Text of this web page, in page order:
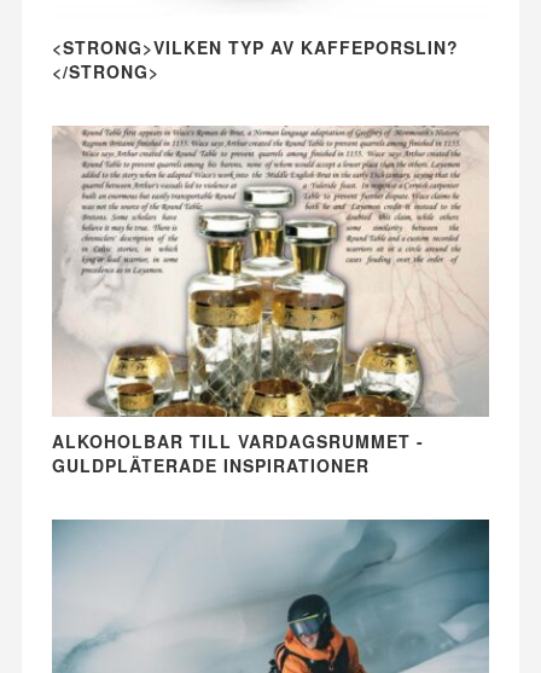
<STRONG>VILKEN TYP AV KAFFEPORSLIN?
</STRONG>
ALKOHOLBAR TILL VARDAGSRUMMET -
GULDPLÄTERADE INSPIRATIONER